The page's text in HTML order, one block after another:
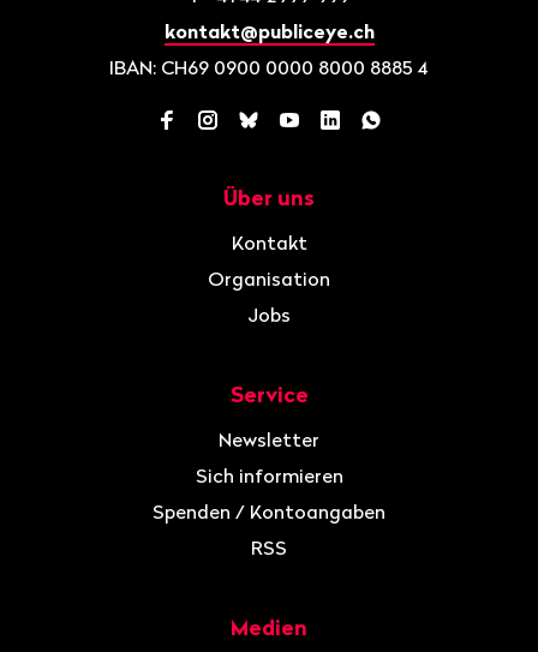
kontakt@publiceye.ch
IBAN: CH69 0900 0000 8000 8885 4
Facebook
Instagram
BlueskyYouTube
LinkedInWhatsApp
Über uns
Kontakt
Organisation
Jobs
Service
Newsletter
Sich informieren
Spenden / Kontoangaben
RSS
Medien